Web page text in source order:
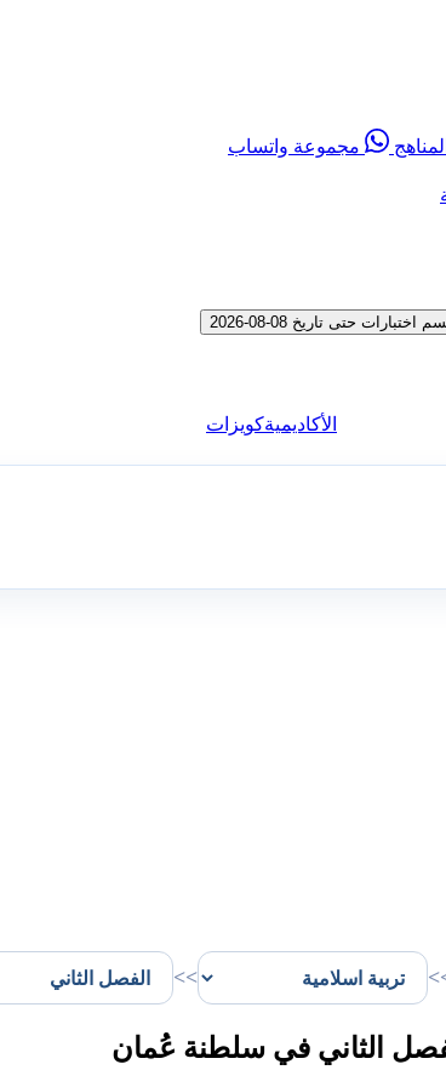
مجموعة واتساب
حتى تاريخ 08-08-2026
الأكاديميةكويزات
>>
الثاني في سلطنة عُمان